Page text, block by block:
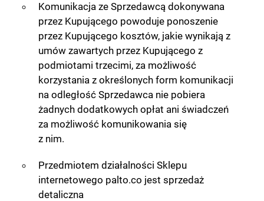
Komunikacja ze Sprzedawcą dokonywana
przez Kupującego powoduje ponoszenie
przez Kupującego kosztów, jakie wynikają z
umów zawartych przez Kupującego z
podmiotami trzecimi, za możliwość
korzystania z określonych form komunikacji
na odległość Sprzedawca nie pobiera
żadnych dodatkowych opłat ani świadczeń
za możliwość komunikowania się
z nim.
Przedmiotem działalności Sklepu
internetowego palto.co jest sprzedaż
detaliczna